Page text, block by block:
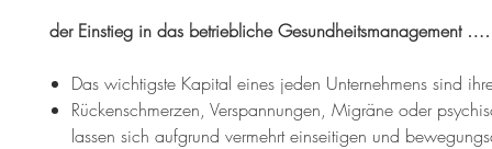
der Einstieg in das betriebliche Gesundheitsmanagement
Das wichtigste Kapital eines jeden Unternehmens sind
Rückenschmerzen, Verspannungen, Migräne oder
lassen sich aufgrund vermehrt einseitigen und